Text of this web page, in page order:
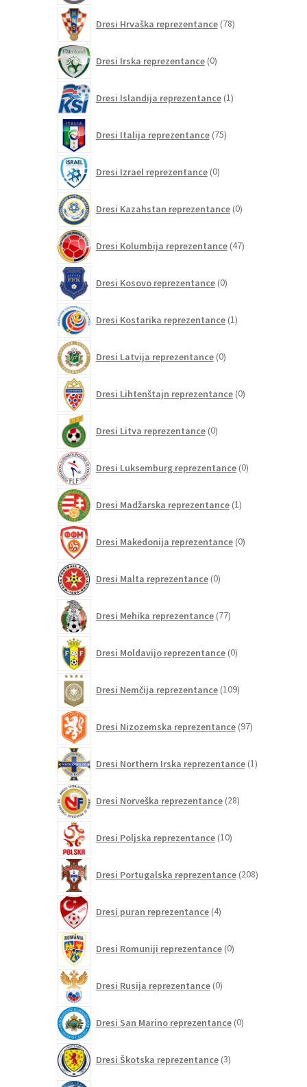
Dresi Hrvaška reprezentance 78izdelkov
Dresi Irska reprezentance 0izdelkov
Dresi Islandija reprezentance 1izdelek
Dresi Italija reprezentance 75izdelkov
Dresi Izrael reprezentance 0izdelkov
Dresi Kazahstan reprezentance 0izdelkov
Dresi Kolumbija reprezentance 47izdelkov
Dresi Kosovo reprezentance 0izdelkov
Dresi Kostarika reprezentance 1izdelek
Dresi Latvija reprezentance 0izdelkov
Dresi Lihtenštajn reprezentance 0izdelkov
Dresi Litva reprezentance 0izdelkov
Dresi Luksemburg reprezentance 0izdelkov
Dresi Madžarska reprezentance 1izdelek
Dresi Makedonija reprezentance 0izdelkov
Dresi Malta reprezentance 0izdelkov
Dresi Mehika reprezentance 77izdelkov
Dresi Moldavijo reprezentance 0izdelkov
Dresi Nemčija reprezentance 109izdelkov
Dresi Nizozemska reprezentance 97izdelkov
Dresi Northern Irska reprezentance 1izdelek
Dresi Norveška reprezentance 28izdelkov
Dresi Poljska reprezentance 10izdelkov
Dresi Portugalska reprezentance 208izdelkov
Dresi puran reprezentance 4izdelki
Dresi Romuniji reprezentance 0izdelkov
Dresi Rusija reprezentance 0izdelkov
Dresi San Marino reprezentance 0izdelkov
Dresi Škotska reprezentance 3izdelki